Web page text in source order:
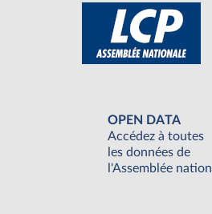
OPEN DATA
Accédez à toutes
les données de
l'Assemblée